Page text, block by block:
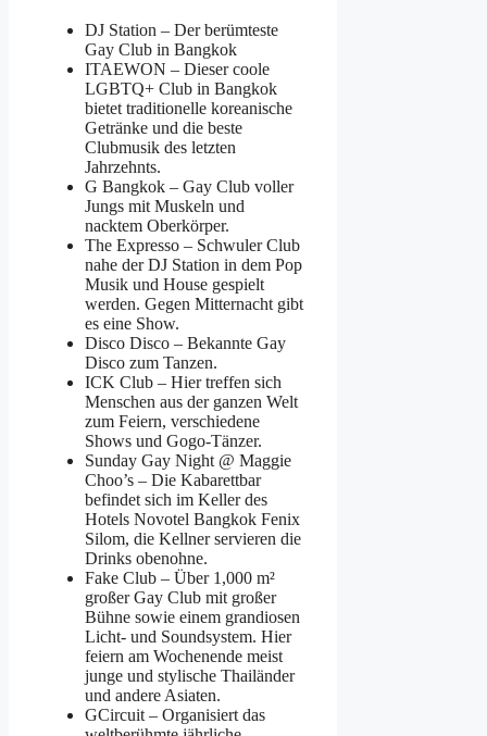
DJ Station – Der berümteste
Gay Club in Bangkok
ITAEWON – Dieser coole
LGBTQ+ Club in Bangkok
bietet traditionelle koreanische
Getränke und die beste
Clubmusik des letzten
Jahrzehnts.
G Bangkok – Gay Club voller
Jungs mit Muskeln und
nacktem Oberkörper.
The Expresso – Schwuler Club
nahe der DJ Station in dem Pop
Musik und House gespielt
werden. Gegen Mitternacht gibt
es eine Show.
Disco Disco – Bekannte Gay
Disco zum Tanzen.
ICK Club – Hier treffen sich
Menschen aus der ganzen Welt
zum Feiern, verschiedene
Shows und Gogo-Tänzer.
Sunday Gay Night @ Maggie
Choo’s – Die Kabarettbar
befindet sich im Keller des
Hotels Novotel Bangkok Fenix
Silom, die Kellner servieren die
Drinks obenohne.
Fake Club – Über 1,000 m²
großer Gay Club mit großer
Bühne sowie einem grandiosen
Licht- und Soundsystem. Hier
feiern am Wochenende meist
junge und stylische Thailänder
und andere Asiaten.
GCircuit – Organisiert das